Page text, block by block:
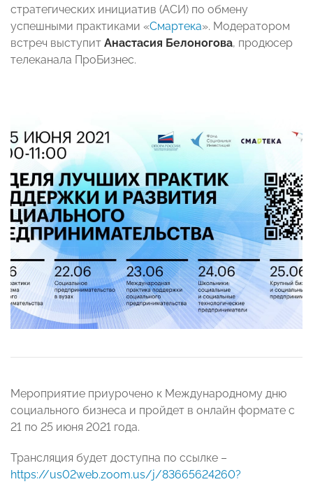
стратегических инициатив (АСИ) по обмену
успешными практиками «Смартека». Модератором
встреч выступит Анастасия Белоногова, продюсер
телеканала ПроБизнес.
Мероприятие приурочено к Международному дню
социального бизнеса и пройдет в онлайн формате с
21 по 25 июня 2021 года.
Трансляция будет доступна по ссылке –
https://us02web.zoom.us/j/83665624260?